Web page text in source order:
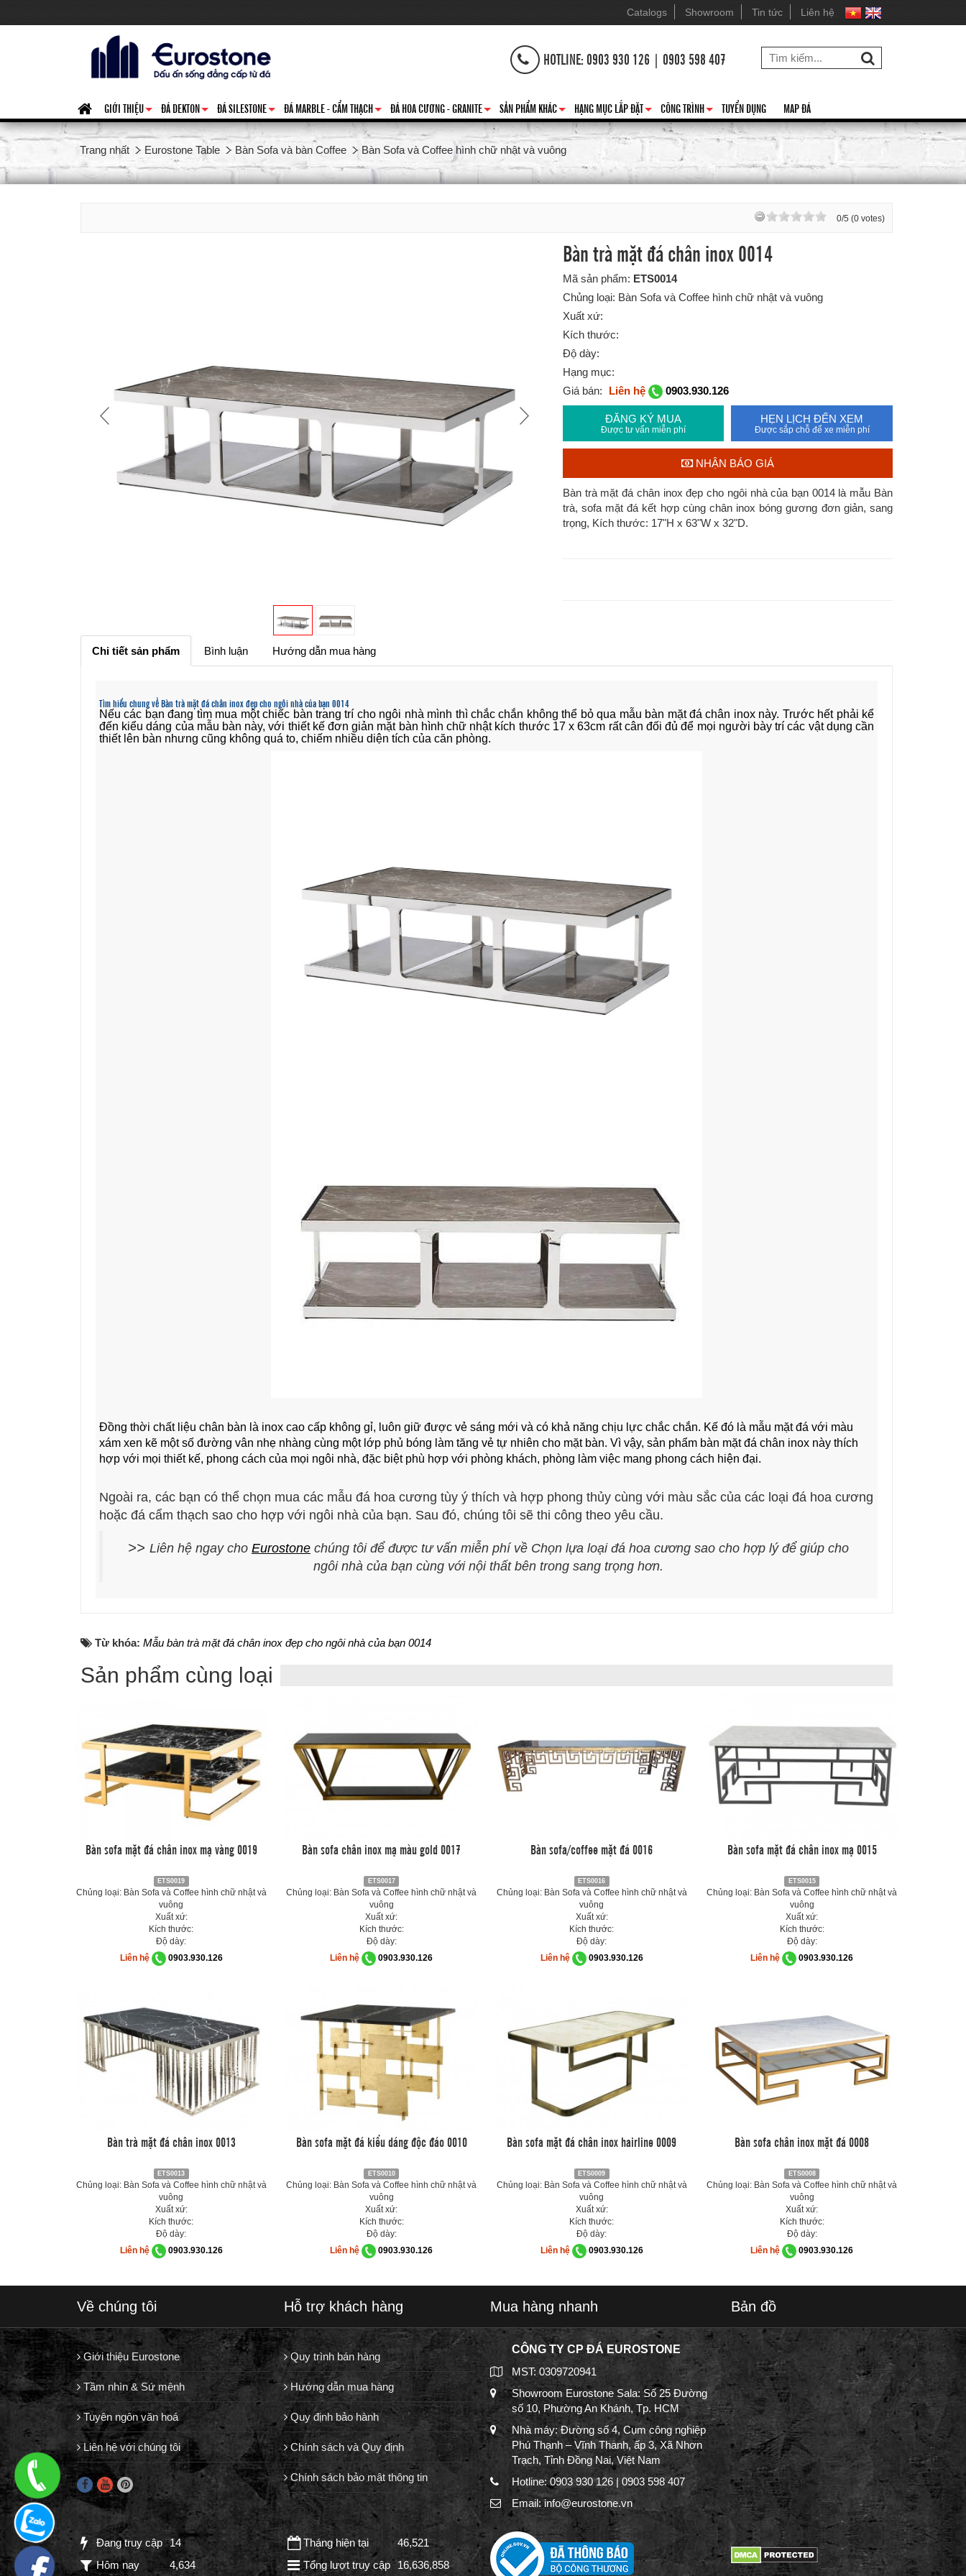
Catalogs Showroom Tin tức Liên hệ
HOTLINE: 0903 930 126 | 0903 598 407
+
GIỚI THIỆU
+
ĐÁ DEKTON
+
ĐÁ SILESTONE
+
ĐÁ MARBLE - CẨM THẠCH
+
ĐÁ HOA CƯƠNG - GRANITE
+
SẢN PHẨM KHÁC
+
HẠNG MỤC LẮP ĐẶT
+
CÔNG TRÌNH TUYỂN DỤNG MAP ĐÁ
Trang nhất Eurostone Table Bàn Sofa và bàn Coffee Bàn Sofa và Coffee hình chữ nhật và vuông
0/5 (0 votes)
Bàn trà mặt đá chân inox 0014
Mã sản phẩm: ETS0014
Chủng loại: Bàn Sofa và Coffee hình chữ nhật và vuông
Xuất xứ:
Kích thước:
Độ dày:
Hạng mục:
Giá bán:
Liên hệ 0903.930.126
ĐĂNG KÝ MUA
Được tư vấn miễn phí
HẸN LỊCH ĐẾN XEM
Được sắp chỗ để xe miễn phí
NHẬN BÁO GIÁ
Bàn trà mặt đá chân inox đẹp cho ngôi nhà của bạn 0014 là mẫu Bàn
trà, sofa mặt đá kết hợp cùng chân inox bóng gương đơn giản, sang
trọng, Kích thước: 17"H x 63"W x 32"D.
Chi tiết sản phẩm Bình luận Hướng dẫn mua hàng
Tìm hiểu chung về Bàn trà mặt đá chân inox đẹp cho ngôi nhà của bạn 0014
Nếu các bạn đang tìm mua một chiếc bàn trang trí cho ngôi nhà mình thì chắc chắn không thể bỏ qua mẫu bàn mặt đá chân inox này. Trước hết phải kể
đến kiểu dáng của mẫu bàn này, với thiết kế đơn giản mặt bàn hình chữ nhật kích thước 17 x 63cm rất cân đối đủ để mọi người bày trí các vật dụng cần
thiết lên bàn nhưng cũng không quá to, chiếm nhiều diện tích của căn phòng.
Đồng thời chất liệu chân bàn là inox cao cấp không gỉ, luôn giữ được vẻ sáng mới và có khả năng chịu lực chắc chắn. Kế đó là mẫu mặt đá với màu
xám xen kẽ một số đường vân nhẹ nhàng cùng một lớp phủ bóng làm tăng vẻ tự nhiên cho mặt bàn. Vì vậy, sản phẩm bàn mặt đá chân inox này thích
hợp với mọi thiết kế, phong cách của mọi ngôi nhà, đặc biệt phù hợp với phòng khách, phòng làm việc mang phong cách hiện đại.
Ngoài ra, các bạn có thể chọn mua các mẫu đá hoa cương tùy ý thích và hợp phong thủy cùng với màu sắc của các loại đá hoa cương
hoặc đá cẩm thạch sao cho hợp với ngôi nhà của bạn. Sau đó, chúng tôi sẽ thi công theo yêu cầu.
>> Liên hệ ngay cho Eurostone chúng tôi để được tư vấn miễn phí về Chọn lựa loại đá hoa cương sao cho hợp lý để giúp cho
ngôi nhà của bạn cùng với nội thất bên trong sang trọng hơn.
Từ khóa: Mẫu bàn trà mặt đá chân inox đẹp cho ngôi nhà của bạn 0014
Sản phẩm cùng loại
Bàn sofa mặt đá chân inox mạ vàng 0019
ETS0019
Chủng loại: Bàn Sofa và Coffee hình chữ nhật và
vuông
Xuất xứ:
Kích thước:
Độ dày:
Liên hệ
0903.930.126
Bàn sofa chân inox mạ màu gold 0017
ETS0017
Chủng loại: Bàn Sofa và Coffee hình chữ nhật và
vuông
Xuất xứ:
Kích thước:
Độ dày:
Liên hệ
0903.930.126
Bàn sofa/coffee mặt đá 0016
ETS0016
Chủng loại: Bàn Sofa và Coffee hình chữ nhật và
vuông
Xuất xứ:
Kích thước:
Độ dày:
Liên hệ
0903.930.126
Bàn sofa mặt đá chân inox mạ 0015
ETS0015
Chủng loại: Bàn Sofa và Coffee hình chữ nhật và
vuông
Xuất xứ:
Kích thước:
Độ dày:
Liên hệ
0903.930.126
Bàn trà mặt đá chân inox 0013
ETS0013
Chủng loại: Bàn Sofa và Coffee hình chữ nhật và
vuông
Xuất xứ:
Kích thước:
Độ dày:
Liên hệ
0903.930.126
Bàn sofa mặt đá kiểu dáng độc đáo 0010
ETS0010
Chủng loại: Bàn Sofa và Coffee hình chữ nhật và
vuông
Xuất xứ:
Kích thước:
Độ dày:
Liên hệ
0903.930.126
Bàn sofa mặt đá chân inox hairline 0009
ETS0009
Chủng loại: Bàn Sofa và Coffee hình chữ nhật và
vuông
Xuất xứ:
Kích thước:
Độ dày:
Liên hệ
0903.930.126
Bàn sofa chân inox mặt đá 0008
ETS0008
Chủng loại: Bàn Sofa và Coffee hình chữ nhật và
vuông
Xuất xứ:
Kích thước:
Độ dày:
Liên hệ
0903.930.126
Về chúng tôi
Giới thiệu Eurostone
Tầm nhìn & Sứ mệnh
Tuyên ngôn văn hoá
Liên hệ với chúng tôi
Hỗ trợ khách hàng
Quy trình bán hàng
Hướng dẫn mua hàng
Quy định bảo hành
Chính sách và Quy định
Chính sách bảo mật thông tin
Mua hàng nhanh
CÔNG TY CP ĐÁ EUROSTONE
MST: 0309720941
Showroom Eurostone Sala: Số 25 Đường
số 10, Phường An Khánh, Tp. HCM
Nhà máy: Đường số 4, Cụm công nghiệp
Phú Thạnh – Vĩnh Thanh, ấp 3, Xã Nhơn
Trạch, Tỉnh Đồng Nai, Việt Nam
Hotline: 0903 930 126 | 0903 598 407
Email: info@eurostone.vn
Bản đồ
Đang truy cập 14
Hôm nay
4,634
Tháng hiện tại
46,521
Tổng lượt truy cập
16,636,858